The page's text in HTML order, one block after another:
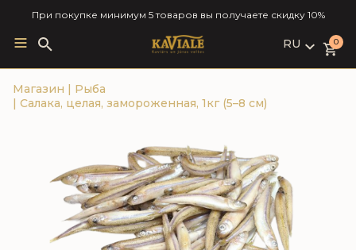
При покупке минимум 5 товаров вы получаете скидку 10%
Search
for:
RU
LV
0
Магазин | Рыба
| Салака, целая, замороженная, 1кг (5–8 см)